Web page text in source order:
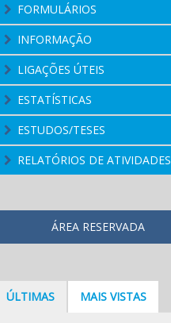
FORMULÁRIOS
INFORMAÇÃO
LIGAÇÕES ÚTEIS
ESTATÍSTICAS
ESTUDOS/TESES
RELATÓRIOS DE ATIVIDADES
ÁREA RESERVADA
ÚLTIMAS MAIS VISTAS